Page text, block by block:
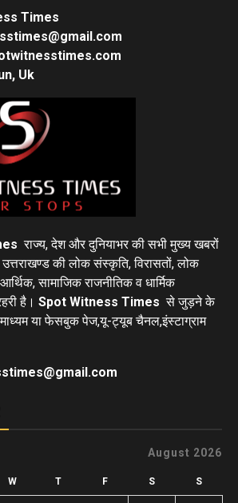
Times
Uk
राज्य, देश और दुनियाभर की सभी मुख्य खबरों
की लोक संस्कृति, विरासतों, लोक
सामाजिक राजनीतिक व धार्मिक
है। Spot Witness Times से जुड़ने के
या फेसबुक पेज,यू-ट्यूब चैनल,इंस्टाग्राम
August 2026
W T F S S